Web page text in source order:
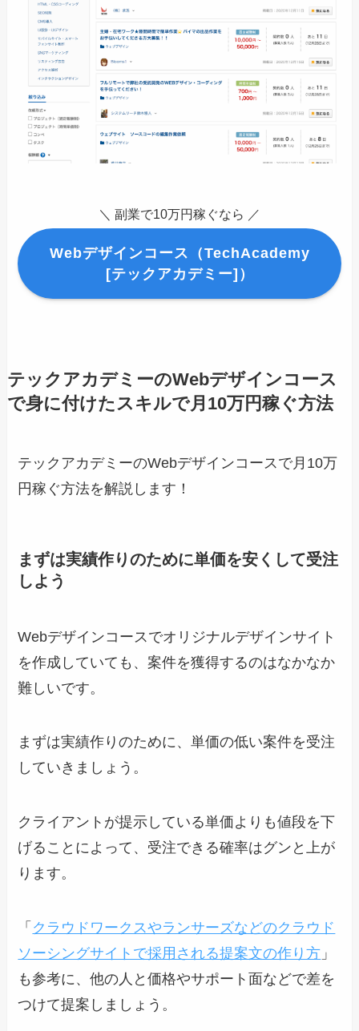
＼ 副業で10万円稼ぐなら ／
Webデザインコース（TechAcademy
[テックアカデミー]）
テックアカデミーのWebデザインコース
で身に付けたスキルで月10万円稼ぐ方法
テックアカデミーのWebデザインコースで月10万
円稼ぐ方法を解説します！
まずは実績作りのために単価を安くして受注
しよう
Webデザインコースでオリジナルデザインサイト
を作成していても、案件を獲得するのはなかなか
難しいです。
まずは実績作りのために、単価の低い案件を受注
していきましょう。
クライアントが提示している単価よりも値段を下
げることによって、受注できる確率はグンと上が
ります。
「 クラウドワークスやランサーズなどのクラウド
ソーシングサイトで採用される提案文の作り方 」
も参考に、他の人と価格やサポート面などで差を
つけて提案しましょう。